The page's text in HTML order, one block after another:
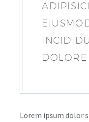
Lorem ipsum dolor